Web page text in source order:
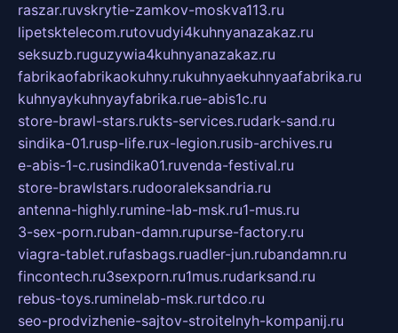
raszar.ruvskrytie-zamkov-moskva113.ru
lipetsktelecom.rutovudyi4kuhnyanazakaz.ru
seksuzb.ruguzywia4kuhnyanazakaz.ru
fabrikaofabrikaokuhny.rukuhnyaekuhnyaafabrika.ru
kuhnyaykuhnyayfabrika.rue-abis1c.ru
store-brawl-stars.rukts-services.rudark-sand.ru
sindika-01.rusp-life.rux-legion.rusib-archives.ru
e-abis-1-c.rusindika01.ruvenda-festival.ru
store-brawlstars.rudooraleksandria.ru
antenna-highly.rumine-lab-msk.ru1-mus.ru
3-sex-porn.ruban-damn.rupurse-factory.ru
viagra-tablet.rufasbags.ruadler-jun.rubandamn.ru
fincontech.ru3sexporn.ru1mus.rudarksand.ru
rebus-toys.ruminelab-msk.rurtdco.ru
seo-prodvizhenie-sajtov-stroitelnyh-kompanij.ru